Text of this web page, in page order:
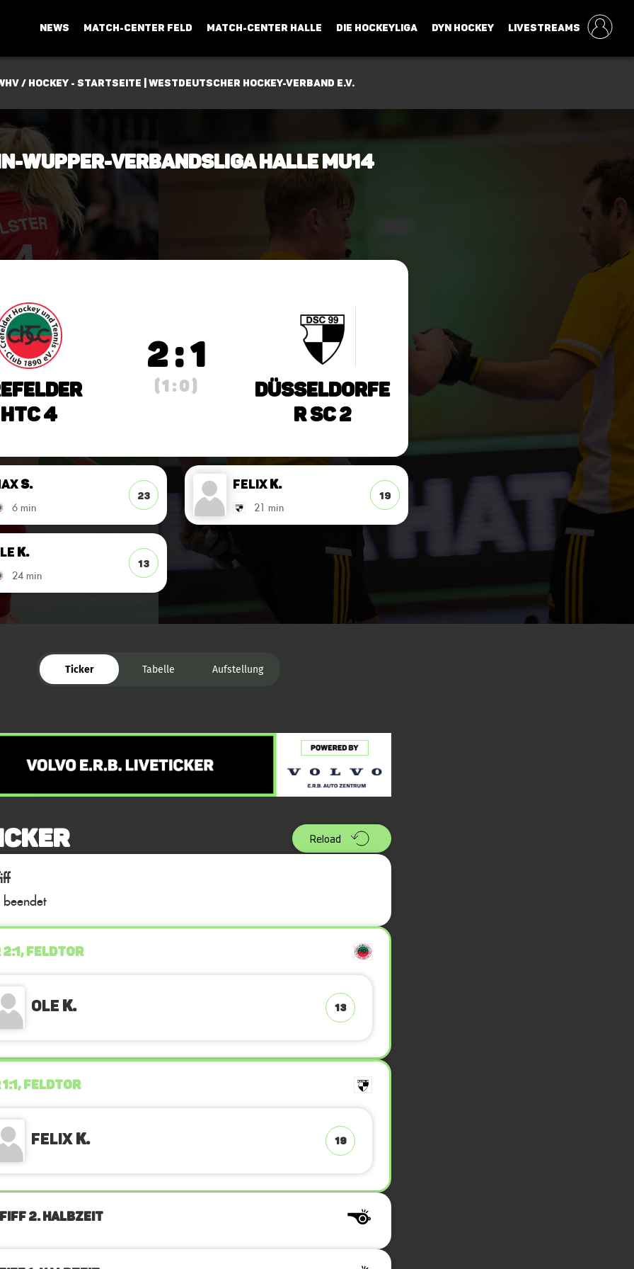
NEWS MATCH-CENTER FELD MATCH-CENTER HALLE DIE HOCKEYLIGA DYN HOCKEY LIVESTREAMS
/ Hockey - Startseite | Westdeutscher Hockey-Verband e.V.
Wupper-Verbandsliga Halle mu14
HTC 4
2 : 1
( 1 : 0 )
Düsseldorfe
r SC 2
S.
6 min
23
FelixK.
21 min
19
K.
24 min
13
Ticker Tabelle Aufstellung
Reload
2:1, FELDTOR
Ole K. 13
FELDTOR
FelixK. 19
2. Halbzeit